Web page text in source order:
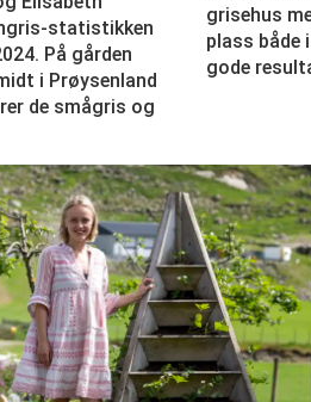
statistikken
På gården
i Prøysenland
de smågris og
grisehus
plass både
gode